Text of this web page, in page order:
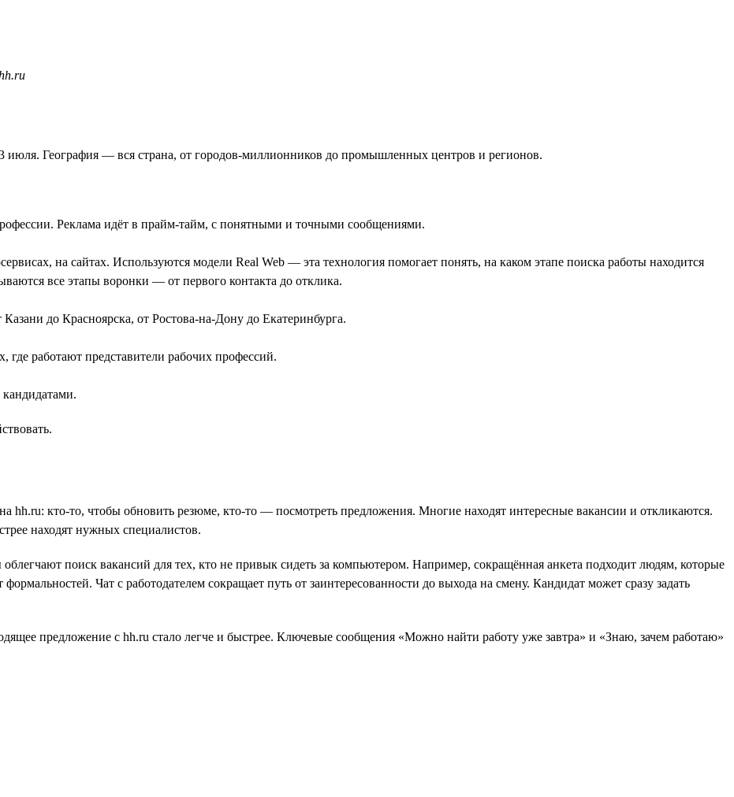
июля. География — вся страна, от городов-миллионников до промышленных центров и регионов.
Реклама идёт в прайм-тайм, с понятными и точными сообщениями.
на сайтах. Используются модели Real Web — эта технология помогает понять, на каком этапе поиска работы находится
все этапы воронки — от первого контакта до отклика.
до Красноярска, от Ростова-на-Дону до Екатеринбурга.
работают представители рабочих профессий.
hh.ru: кто-то, чтобы обновить резюме, кто-то — посмотреть предложения. Многие находят интересные вакансии и откликаются.
находят нужных специалистов.
поиск вакансий для тех, кто не привык сидеть за компьютером. Например, сокращённая анкета подходит людям, которые
Чат с работодателем сокращает путь от заинтересованности до выхода на смену. Кандидат может сразу задать
предложение с hh.ru стало легче и быстрее. Ключевые сообщения «Можно найти работу уже завтра» и «Знаю, зачем работаю»